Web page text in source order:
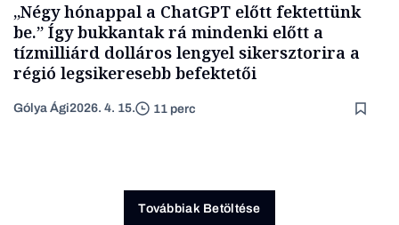
„Négy hónappal a ChatGPT előtt fektettünk
be.” Így bukkantak rá mindenki előtt a
tízmilliárd dolláros lengyel sikersztorira a
régió legsikeresebb befektetői
Gólya Ági2026. 4. 15. 11 perc
Továbbiak Betöltése